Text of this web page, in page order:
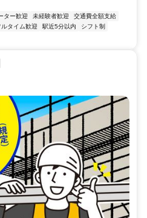
ター歓迎 未経験者歓迎
交通費全額支給
ルタイム歓迎 駅近5分以内
シフト制